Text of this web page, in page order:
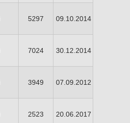
5297 09.10.2014
7024 30.12.2014
3949 07.09.2012
2523 20.06.2017